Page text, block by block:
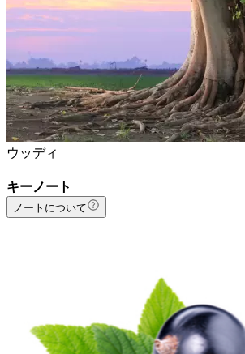
ウッディ
キーノート
ノートについて